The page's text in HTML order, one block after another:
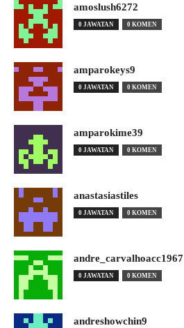
amoslush6272
0 JAWATAN 0 KOMEN
amparokeys9
0 JAWATAN 0 KOMEN
amparokime39
0 JAWATAN 0 KOMEN
anastasiastiles
0 JAWATAN 0 KOMEN
andre_carvalhoacc1967
0 JAWATAN 0 KOMEN
andreshowchin9